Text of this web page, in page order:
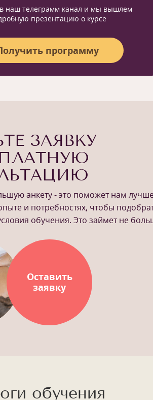
наш телеграмм канал и мы вышлем
презентацию о курсе
программу
ЗАЯВКУ
анкету - это поможет нам
и потребностях, чтобы
обучения. Это займет не
Оставить
заявку
обучения